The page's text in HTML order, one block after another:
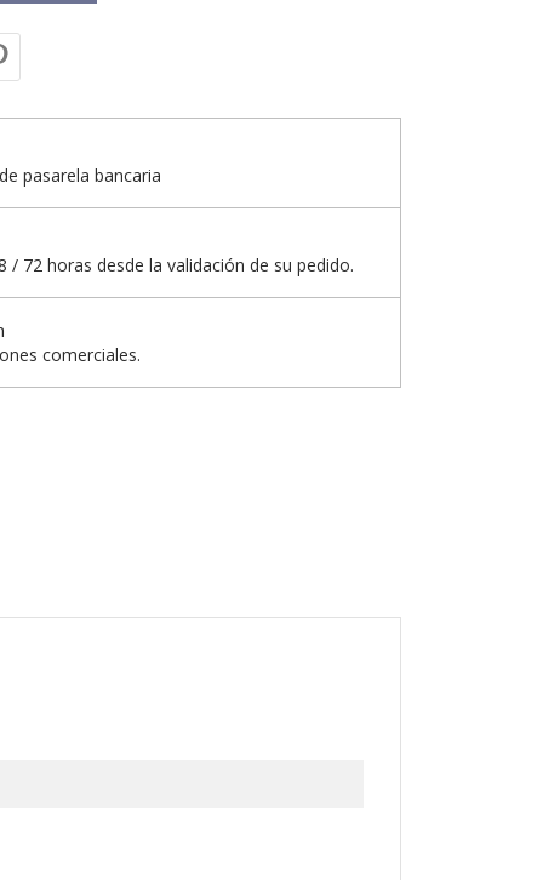
pasarela bancaria
/ 72 horas desde la validación de su pedido.
comerciales.